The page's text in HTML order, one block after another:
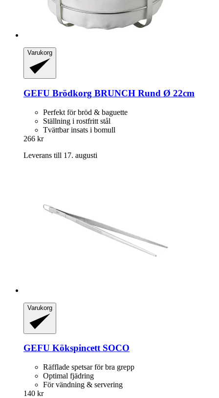
Varukorg
GEFU Brödkorg BRUNCH Rund Ø 22cm
Perfekt för bröd & baguette
Ställning i rostfritt stål
Tvättbar insats i bomull
266 kr
Leverans till 17. augusti
Varukorg
GEFU Kökspincett SOCO
Räfflade spetsar för bra grepp
Optimal fjädring
För vändning & servering
140 kr